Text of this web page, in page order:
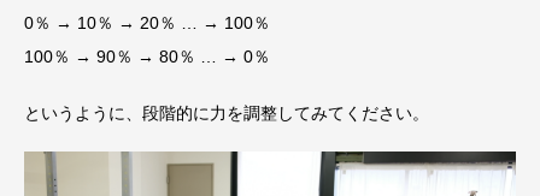
0％ → 10％ → 20％ … → 100％
100％ → 90％ → 80％ … → 0％
というように、段階的に力を調整してみてください。